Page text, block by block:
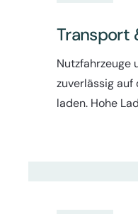
Transport
Nutzfahrzeuge
zuverlässig
laden. Hohe